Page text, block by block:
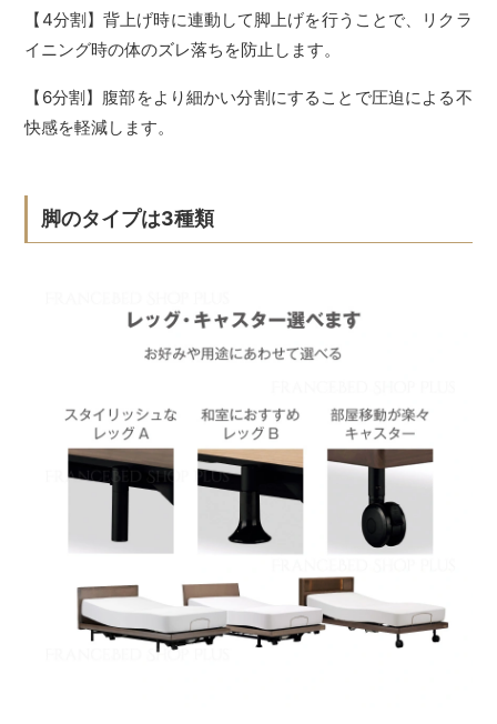
【4分割】背上げ時に連動して脚上げを行うことで、リクラ
イニング時の体のズレ落ちを防止します。
【6分割】腹部をより細かい分割にすることで圧迫による不
快感を軽減します。
脚のタイプは3種類